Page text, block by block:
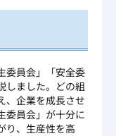
委員会」「安全委
しました。どの組
、企業を成長させ
委員会」が十分に
り、生産性を高